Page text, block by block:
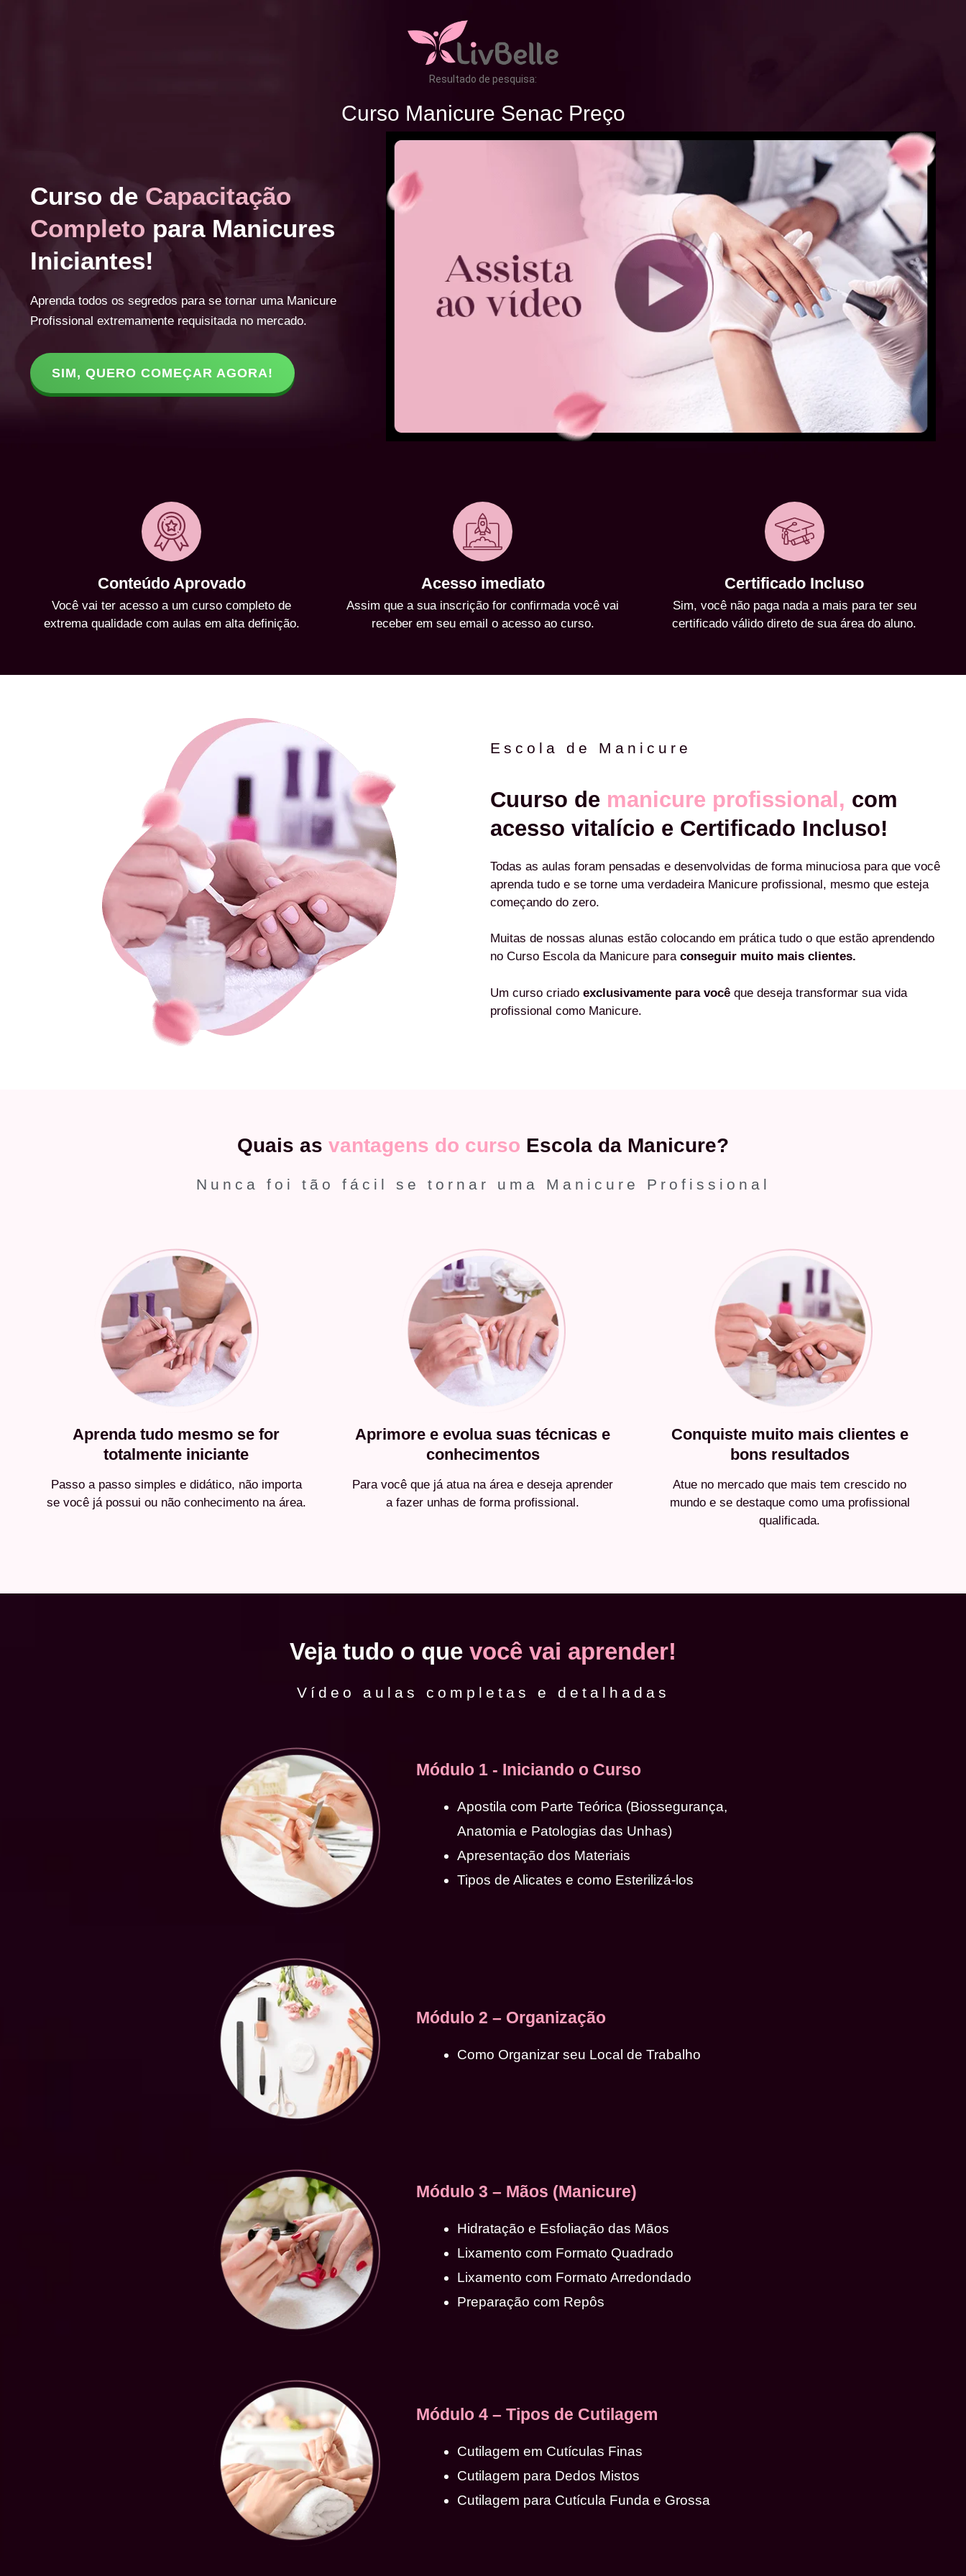
Resultado de pesquisa:
Curso Manicure Senac Preço
Curso de Capacitação
Completo para Manicures
Iniciantes!
Aprenda todos os segredos para se tornar uma Manicure
Profissional extremamente requisitada no mercado.
SIM, QUERO COMEÇAR AGORA!
Conteúdo Aprovado
Você vai ter acesso a um curso completo de
extrema qualidade com aulas em alta definição.
Acesso imediato
Assim que a sua inscrição for confirmada você vai
receber em seu email o acesso ao curso.
Certificado Incluso
Sim, você não paga nada a mais para ter seu
certificado válido direto de sua área do aluno.
Escola de Manicure
Cuurso de manicure profissional, com
acesso vitalício e Certificado Incluso!
Todas as aulas foram pensadas e desenvolvidas de forma minuciosa para que você
aprenda tudo e se torne uma verdadeira Manicure profissional, mesmo que esteja
começando do zero.
Muitas de nossas alunas estão colocando em prática tudo o que estão aprendendo
no Curso Escola da Manicure para conseguir muito mais clientes.
Um curso criado exclusivamente para você que deseja transformar sua vida
profissional como Manicure.
Quais as vantagens do curso Escola da Manicure?
Nunca foi tão fácil se tornar uma Manicure Profissional
Aprenda tudo mesmo se for
totalmente iniciante
Passo a passo simples e didático, não importa
se você já possui ou não conhecimento na área.
Aprimore e evolua suas técnicas e
conhecimentos
Para você que já atua na área e deseja aprender
a fazer unhas de forma profissional.
Conquiste muito mais clientes e
bons resultados
Atue no mercado que mais tem crescido no
mundo e se destaque como uma profissional
qualificada.
Veja tudo o que você vai aprender!
Vídeo aulas completas e detalhadas
Módulo 1 - Iniciando o Curso
Apostila com Parte Teórica (Biossegurança,
Anatomia e Patologias das Unhas)
Apresentação dos Materiais
Tipos de Alicates e como Esterilizá-los
Módulo 2 – Organização
Como Organizar seu Local de Trabalho
Módulo 3 – Mãos (Manicure)
Hidratação e Esfoliação das Mãos
Lixamento com Formato Quadrado
Lixamento com Formato Arredondado
Preparação com Repôs
Módulo 4 – Tipos de Cutilagem
Cutilagem em Cutículas Finas
Cutilagem para Dedos Mistos
Cutilagem para Cutícula Funda e Grossa